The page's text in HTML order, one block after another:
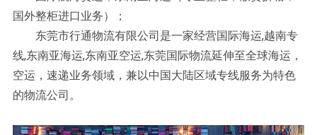
国外整柜进口业务）；
东莞市行通物流有限公司是一家经营国际海运,越南专
线,东南亚海运,东南亚空运,东莞国际物流延伸至全球海运，
空运，速递业务领域，兼以中国大陆区域专线服务为特色
的物流公司。